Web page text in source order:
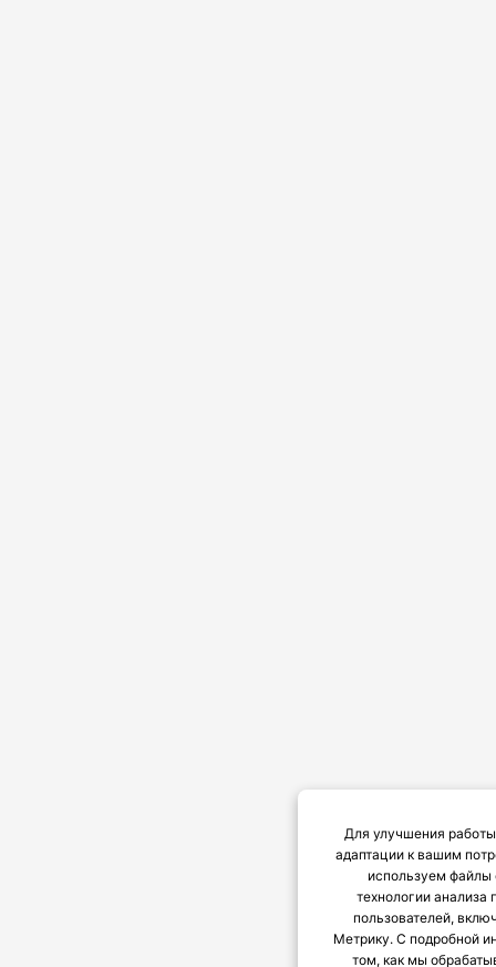
Для улучшения работы
адаптации к вашим
используем файлы
технологии анализа
пользователей,
Метрику. С подробной
том, как мы